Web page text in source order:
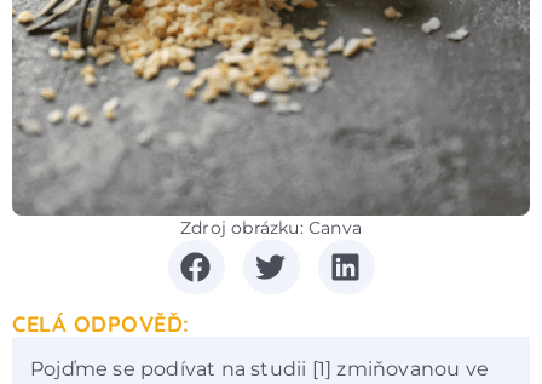
Zdroj obrázku: Canva
CELÁ ODPOVĚĎ:
Pojďme se podívat na studii [1] zmiňovanou ve